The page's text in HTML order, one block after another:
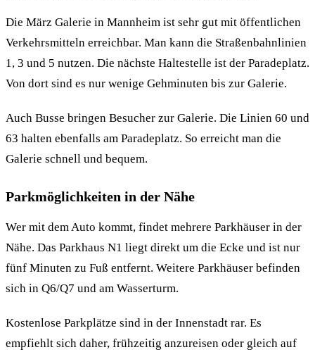
Die März Galerie in Mannheim ist sehr gut mit öffentlichen
Verkehrsmitteln erreichbar. Man kann die Straßenbahnlinien
1, 3 und 5 nutzen. Die nächste Haltestelle ist der Paradeplatz.
Von dort sind es nur wenige Gehminuten bis zur Galerie.
Auch Busse bringen Besucher zur Galerie. Die Linien 60 und
63 halten ebenfalls am Paradeplatz. So erreicht man die
Galerie schnell und bequem.
Parkmöglichkeiten in der Nähe
Wer mit dem Auto kommt, findet mehrere Parkhäuser in der
Nähe. Das Parkhaus N1 liegt direkt um die Ecke und ist nur
fünf Minuten zu Fuß entfernt. Weitere Parkhäuser befinden
sich in Q6/Q7 und am Wasserturm.
Kostenlose Parkplätze sind in der Innenstadt rar. Es
empfiehlt sich daher, frühzeitig anzureisen oder gleich auf